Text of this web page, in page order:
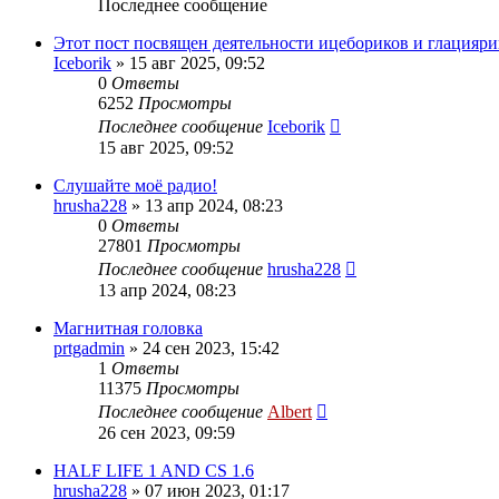
Последнее сообщение
Этот пост посвящен деятельности ицебориков и
Iceborik » 15 авг 2025, 09:52
0 Ответы
6252 Просмотры
Последнее сообщение Iceborik
15 авг 2025, 09:52
Слушайте моё радио!
hrusha228 » 13 апр 2024, 08:23
0 Ответы
27801 Просмотры
Последнее сообщение hrusha228
13 апр 2024, 08:23
Магнитная головка
prtgadmin » 24 сен 2023, 15:42
1 Ответы
11375 Просмотры
Последнее сообщение Albert
26 сен 2023, 09:59
HALF LIFE 1 AND CS 1.6
hrusha228 » 07 июн 2023, 01:17